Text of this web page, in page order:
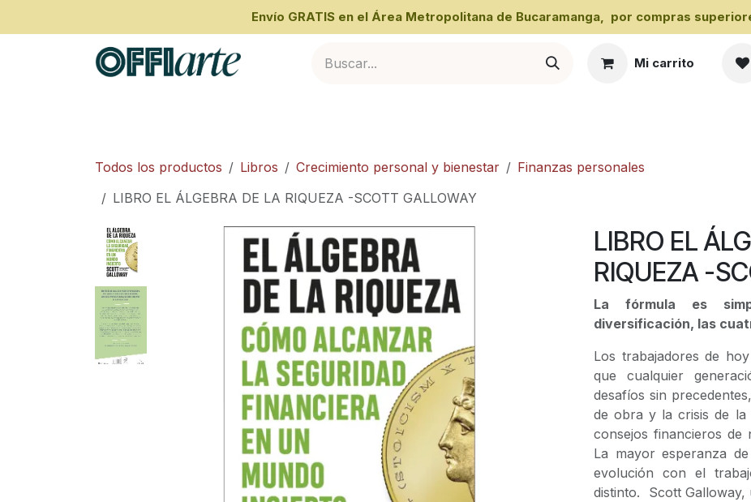
​Envío GRATIS en el Área Metropolitana de Bucaramanga, por compras
Mi carrito
Todos los productos Libros Crecimiento personal y bienestar
Finanzas personales
LIBRO EL ÁLGEBRA DE LA RIQUEZA -SCOTT GALLOWAY
LIBRO EL
RIQUEZA -
La fórmula es
diversificación, las
Los trabajadores de
que cualquier
desafíos sin
de obra y la crisis de la
consejos financieros de
La mayor esperanza
evolución con el
distinto. Scott Galloway,